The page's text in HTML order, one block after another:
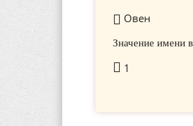
Овен
Значение имени
1